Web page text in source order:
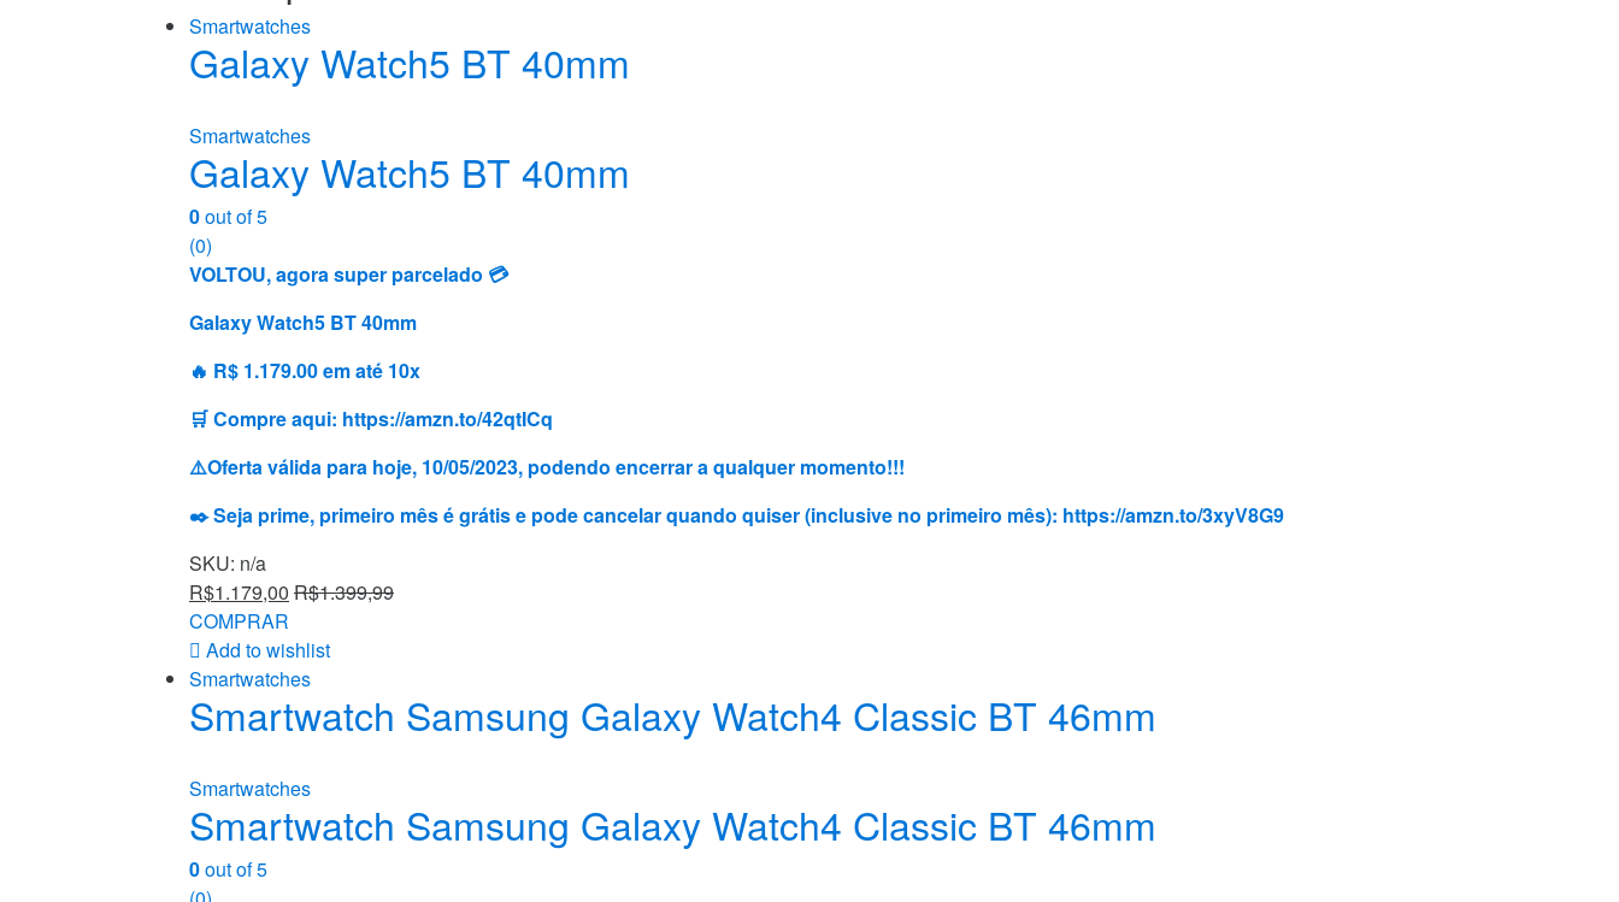
Smartwatches
Galaxy Watch5 BT 40mm
Smartwatches
Galaxy Watch5 BT 40mm
0out of 5
(0)
VOLTOU, agora super parcelado 💳
Galaxy Watch5 BT 40mm
🔥 R$ 1.179.00 em até 10x
🛒 Compre aqui: https://amzn.to/42qtICq
⚠️Oferta válida para hoje, 10/05/2023, podendo encerrar a qualquer momento!!!
✒️ Seja prime, primeiro mês é grátis e pode cancelar quando quiser (inclusive no primeiro mês): https://amzn.to/3xyV8G9
SKU: n/a
R$1.179,00 R$1.399,99
COMPRAR
Add to wishlist
Smartwatches
Smartwatch Samsung Galaxy Watch4 Classic BT 46mm
Smartwatches
Smartwatch Samsung Galaxy Watch4 Classic BT 46mm
0out of 5